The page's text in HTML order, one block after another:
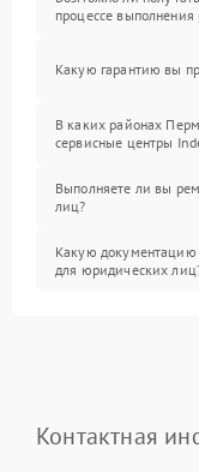
процессе
Какую гарантию вы
В каких районах
сервисные центры
Выполняете ли вы
лиц?
Какую документацию
для юридических
Контактная